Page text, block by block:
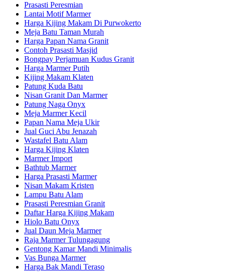
Prasasti Peresmian
Lantai Motif Marmer
Harga Kijing Makam Di Purwokerto
Meja Batu Taman Murah
Harga Papan Nama Granit
Contoh Prasasti Masjid
Bongpay Perjamuan Kudus Granit
Harga Marmer Putih
Kijing Makam Klaten
Patung Kuda Batu
Nisan Granit Dan Marmer
Patung Naga Onyx
Meja Marmer Kecil
Papan Nama Meja Ukir
Jual Guci Abu Jenazah
Wastafel Batu Alam
Harga Kijing Klaten
Marmer Import
Bathtub Marmer
Harga Prasasti Marmer
Nisan Makam Kristen
Lampu Batu Alam
Prasasti Peresmian Granit
Daftar Harga Kijing Makam
Hiolo Batu Onyx
Jual Daun Meja Marmer
Raja Marmer Tulungagung
Gentong Kamar Mandi Minimalis
Vas Bunga Marmer
Harga Bak Mandi Teraso